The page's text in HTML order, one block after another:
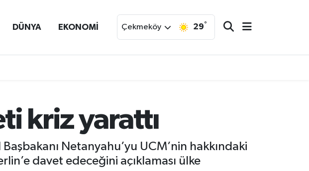
DÜNYA EKONOMİ Çekmeköy 29°
kriz yarattı
Netanyahu’yu UCM’nin hakkındaki
davet edeceğini açıklaması ülke